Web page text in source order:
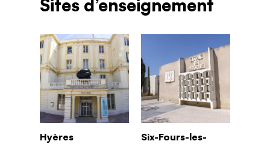
Sites d’enseignement
Hyères
Six-Fours-les-